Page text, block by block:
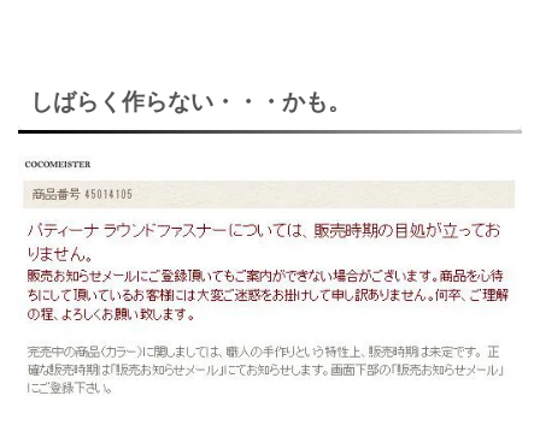
しばらく作らない・・・かも。